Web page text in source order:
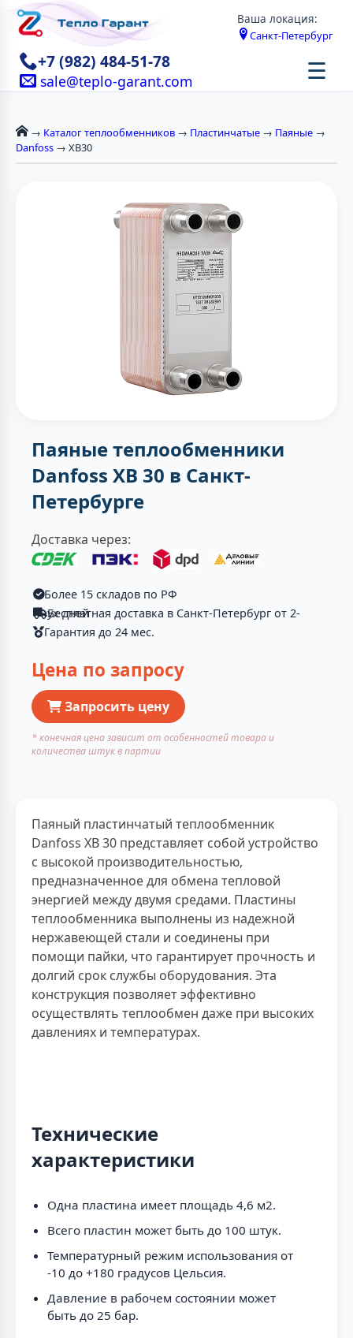
Ваша локация:
Санкт-Петербург
+7 (982) 484-51-78
sale@teplo-garant.com ☰
→ Каталог теплообменников → Пластинчатые → Паяные →
Danfoss → XB30
Паяные теплообменники
Danfoss XB 30 в Санкт-
Петербурге
Доставка через:
Более 15 складов по РФ
Бесплатная доставка в Санкт-Петербург от 2-ух дней
Гарантия до 24 мес.
Цена по запросу
Запросить цену
* конечная цена зависит от особенностей товара и
количества штук в партии
Паяный пластинчатый теплообменник
Danfoss XB 30 представляет собой устройство
с высокой производительностью,
предназначенное для обмена тепловой
энергией между двумя средами. Пластины
теплообменника выполнены из надежной
нержавеющей стали и соединены при
помощи пайки, что гарантирует прочность и
долгий срок службы оборудования. Эта
конструкция позволяет эффективно
осуществлять теплообмен даже при высоких
давлениях и температурах.
Технические
характеристики
Одна пластина имеет площадь 4,6 м2.
Всего пластин может быть до 100 штук.
Температурный режим использования от
-10 до +180 градусов Цельсия.
Давление в рабочем состоянии может
быть до 25 бар.